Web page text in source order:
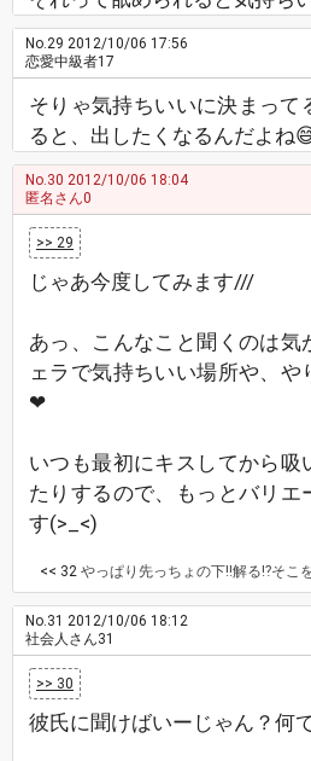
No.29 2012/10/06 17:56
恋愛中級者17
そりゃ気持ちいいに決まって
ると、出したくなるんだよね
No.30 2012/10/06 18:04
匿名さん0
>> 29
じゃあ今度してみます///
あっ、こんなこと聞くのは気
ェラで気持ちいい場所や、や
❤
いつも最初にキスしてから吸
たりするので、もっとバリエ
す(>_<)
<< 32 やっぱり先っちょの下‼解る⁉そこをチロチロ舐められ
No.31 2012/10/06 18:12
社会人さん31
>> 30
彼氏に聞けばいーじゃん？何